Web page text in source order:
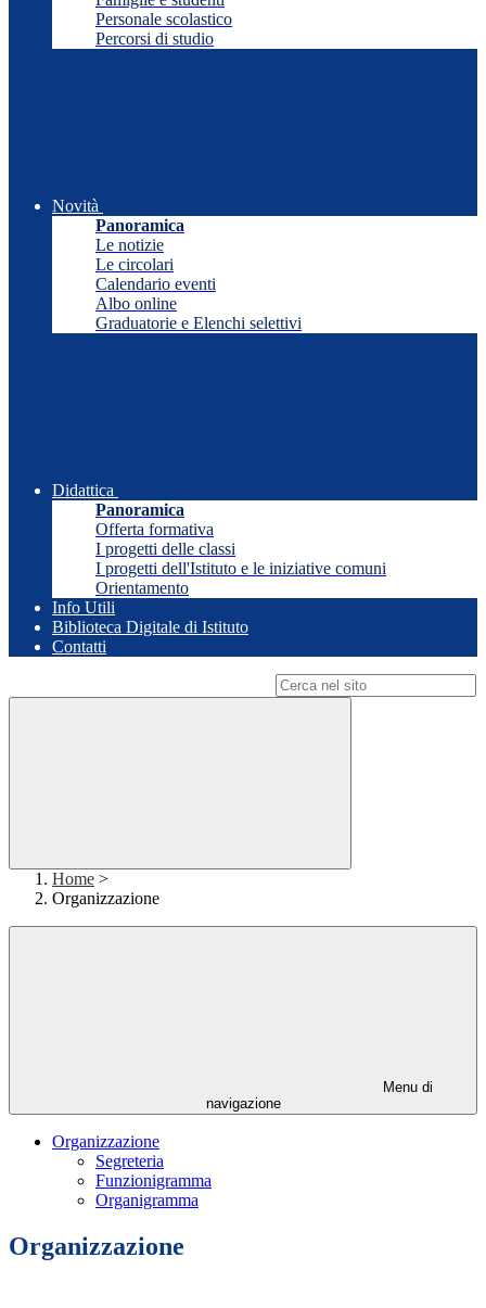
Personale scolastico
Percorsi di studio
Novità
Panoramica
Le notizie
Le circolari
Calendario eventi
Albo online
Graduatorie e Elenchi selettivi
Didattica
Panoramica
Offerta formativa
I progetti delle classi
I progetti dell'Istituto e le iniziative comuni
Orientamento
Info Utili
Biblioteca Digitale di Istituto
Contatti
Home >
Organizzazione
Menu di
navigazione
Organizzazione
Segreteria
Funzionigramma
Organigramma
Organizzazione